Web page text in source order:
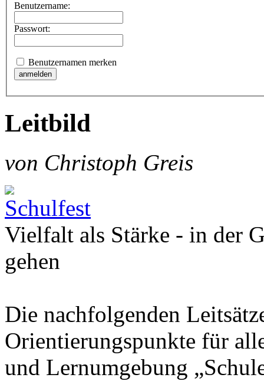
Benutzername:
Passwort:
Benutzernamen merken
Leitbild
von Christoph Greis
Vielfalt als Stärke - in der
gehen
Die nachfolgenden
Orientierungspunkte für
und Lernumgebung